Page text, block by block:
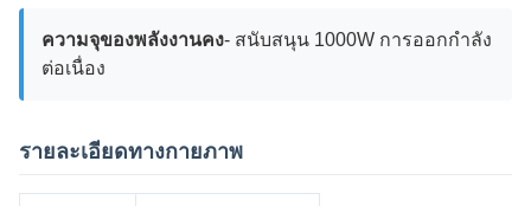
ความจุของพลังงานคง- สนับสนุน 1000W การออกกําลัง
ต่อเนื่อง
รายละเอียดทางกายภาพ